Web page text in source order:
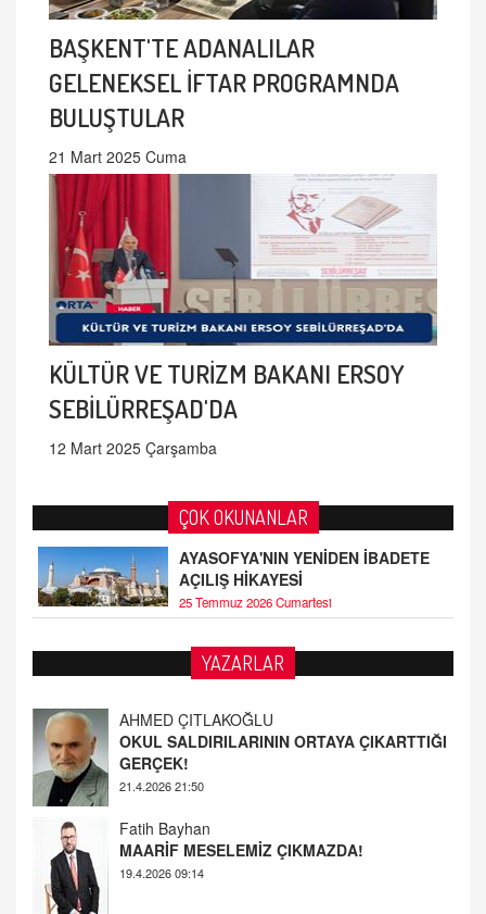
BAŞKENT'TE ADANALILAR
GELENEKSEL İFTAR PROGRAMNDA
BULUŞTULAR
21 Mart 2025 Cuma
KÜLTÜR VE TURİZM BAKANI ERSOY
SEBİLÜRREŞAD'DA
12 Mart 2025 Çarşamba
ÇOK OKUNANLAR
AYASOFYA'NIN YENİDEN İBADETE
AÇILIŞ HİKAYESİ
25 Temmuz 2026 Cumartesi
YAZARLAR
OKUL SALDIRILARININ ORTAYA ÇIKARTTIĞI
GERÇEK!
21.4.2026 21:50
Fatih Bayhan
MAARİF MESELEMİZ ÇIKMAZDA!
19.4.2026 09:14